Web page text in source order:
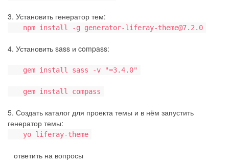
3. Установить генератор тем:
npm install -g generator-liferay-theme@7.2.0
4. Установить sass и compass:
gem install sass -v "=3.4.0"
gem install compass
5. Создать каталог для проекта темы и в нём запустить
генератор темы:
yo liferay-theme
ответить на вопросы